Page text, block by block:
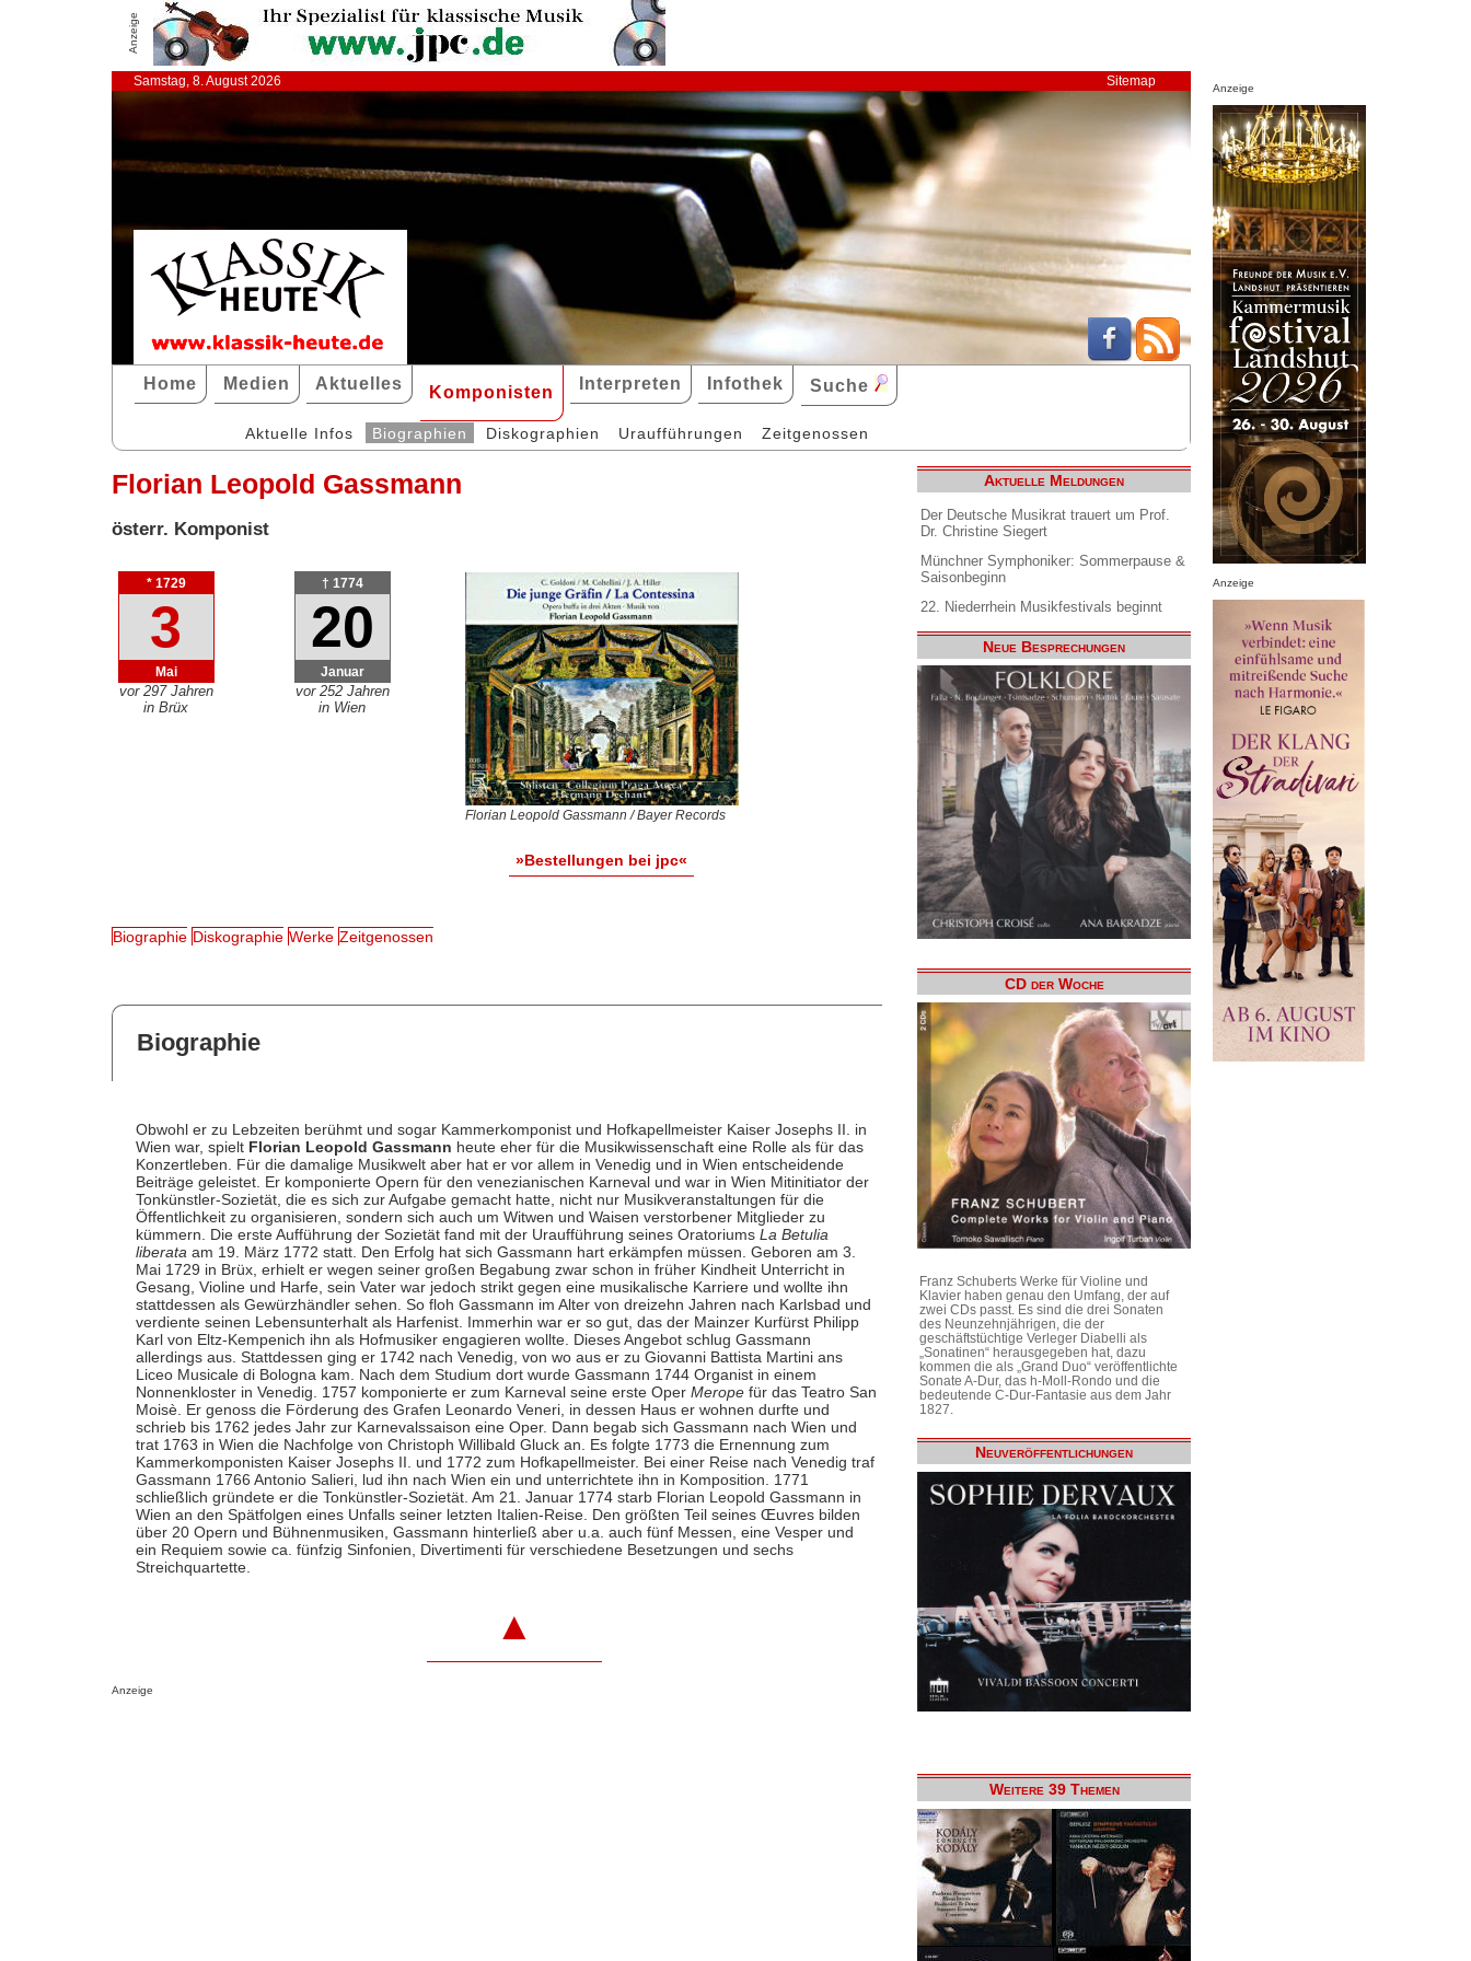
Anzeige
Samstag, 8. August 2026 Sitemap
Home Medien Aktuelles Komponisten Interpreten Infothek Suche
Aktuelle Infos Biographien Diskographien Uraufführungen Zeitgenossen
Florian Leopold Gassmann
österr. Komponist
* 1729
3
Mai
vor 297 Jahren
in Brüx
† 1774
20
Januar
vor 252 Jahren
in Wien
Florian Leopold Gassmann / Bayer Records
»Bestellungen bei jpc«
Biographie Diskographie Werke Zeitgenossen
Biographie
Obwohl er zu Lebzeiten berühmt und sogar Kammerkomponist und Hofkapellmeister Kaiser Josephs II. in
Wien war, spielt Florian Leopold Gassmann heute eher für die Musikwissenschaft eine Rolle als für das
Konzertleben. Für die damalige Musikwelt aber hat er vor allem in Venedig und in Wien entscheidende
Beiträge geleistet. Er komponierte Opern für den venezianischen Karneval und war in Wien Mitinitiator der
Tonkünstler-Sozietät, die es sich zur Aufgabe gemacht hatte, nicht nur Musikveranstaltungen für die
Öffentlichkeit zu organisieren, sondern sich auch um Witwen und Waisen verstorbener Mitglieder zu
kümmern. Die erste Aufführung der Sozietät fand mit der Uraufführung seines Oratoriums La Betulia
liberata am 19. März 1772 statt. Den Erfolg hat sich Gassmann hart erkämpfen müssen. Geboren am 3.
Mai 1729 in Brüx, erhielt er wegen seiner großen Begabung zwar schon in früher Kindheit Unterricht in
Gesang, Violine und Harfe, sein Vater war jedoch strikt gegen eine musikalische Karriere und wollte ihn
stattdessen als Gewürzhändler sehen. So floh Gassmann im Alter von dreizehn Jahren nach Karlsbad und
verdiente seinen Lebensunterhalt als Harfenist. Immerhin war er so gut, das der Mainzer Kurfürst Philipp
Karl von Eltz-Kempenich ihn als Hofmusiker engagieren wollte. Dieses Angebot schlug Gassmann
allerdings aus. Stattdessen ging er 1742 nach Venedig, von wo aus er zu Giovanni Battista Martini ans
Liceo Musicale di Bologna kam. Nach dem Studium dort wurde Gassmann 1744 Organist in einem
Nonnenkloster in Venedig. 1757 komponierte er zum Karneval seine erste Oper Meropefür das Teatro San
Moisè. Er genoss die Förderung des Grafen Leonardo Veneri, in dessen Haus er wohnen durfte und
schrieb bis 1762 jedes Jahr zur Karnevalssaison eine Oper. Dann begab sich Gassmann nach Wien und
trat 1763 in Wien die Nachfolge von Christoph Willibald Gluck an. Es folgte 1773 die Ernennung zum
Kammerkomponisten Kaiser Josephs II. und 1772 zum Hofkapellmeister. Bei einer Reise nach Venedig traf
Gassmann 1766 Antonio Salieri, lud ihn nach Wien ein und unterrichtete ihn in Komposition. 1771
schließlich gründete er die Tonkünstler-Sozietät. Am 21. Januar 1774 starb Florian Leopold Gassmann in
Wien an den Spätfolgen eines Unfalls seiner letzten Italien-Reise. Den größten Teil seines Œuvres bilden
über 20 Opern und Bühnenmusiken, Gassmann hinterließ aber u.a. auch fünf Messen, eine Vesper und
ein Requiem sowie ca. fünfzig Sinfonien, Divertimenti für verschiedene Besetzungen und sechs
Streichquartette.
▲
Anzeige
Aktuelle Meldungen
Der Deutsche Musikrat trauert um Prof.
Dr. Christine Siegert
Münchner Symphoniker: Sommerpause &
Saisonbeginn
22. Niederrhein Musikfestivals beginnt
Neue Besprechungen
CD der Woche
Franz Schuberts Werke für Violine und
Klavier haben genau den Umfang, der auf
zwei CDs passt. Es sind die drei Sonaten
des Neunzehnjährigen, die der
geschäftstüchtige Verleger Diabelli als
„Sonatinen“ herausgegeben hat, dazu
kommen die als „Grand Duo“ veröffentlichte
Sonate A-Dur, das h-Moll-Rondo und die
bedeutende C-Dur-Fantasie aus dem Jahr
1827.
Neuveröffentlichungen
Weitere 39 Themen
Anzeige
Anzeige